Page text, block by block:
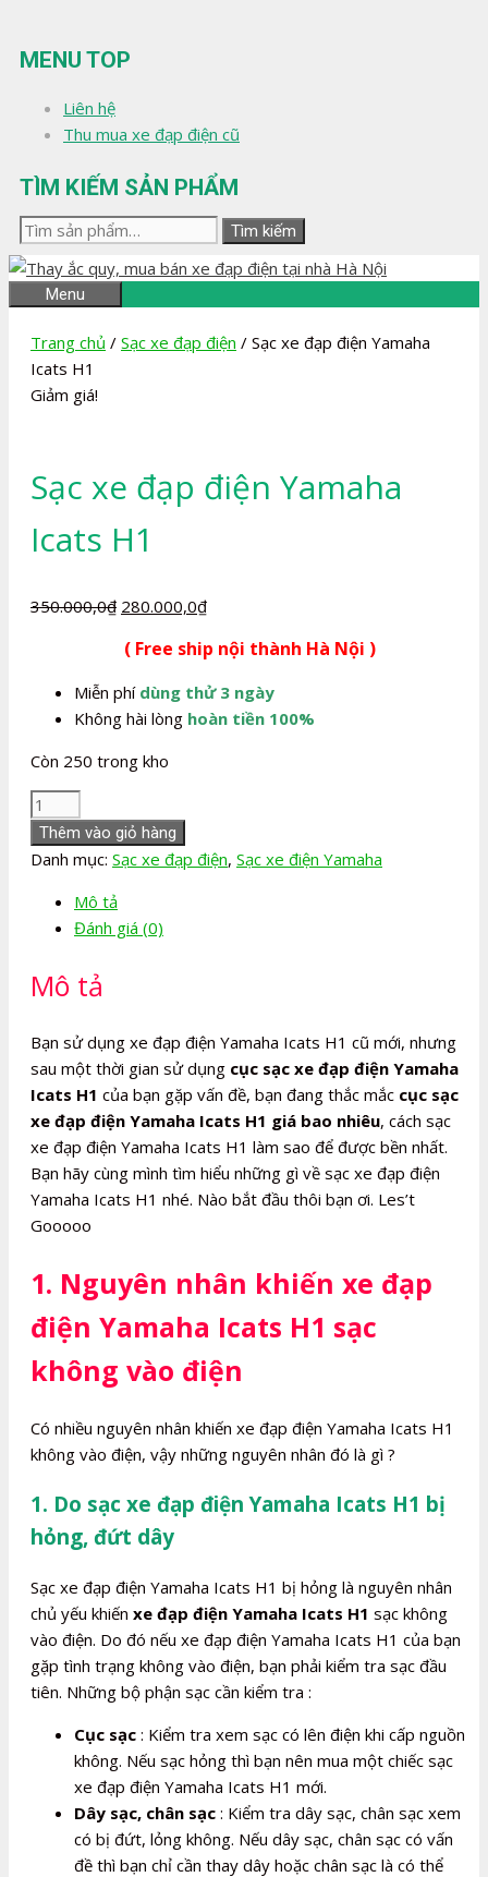
đến
nội
MENU TOP
Liên hệ
Thu mua xe đạp điện cũ
TÌM KIẾM SẢN PHẨM
Tìm
kiếm:
Tìm kiếm
Menu
Trang chủ / Sạc xe đạp điện / Sạc xe đạp điện Yamaha
Icats H1
Giảm giá!
Sạc xe đạp điện Yamaha
Icats H1
350.000,0₫ Giá
là:
350.000,0₫.
280.000,0₫Giá
tại
là:
280.000,0₫.
( Free ship nội thành Hà Nội )
Miễn phí dùng thử 3 ngày
Không hài lòng hoàn tiền 100%
Còn 250 trong kho
Sạc
xe
đạp
Yamaha
Icats
số
Thêm vào giỏ hàng
Danh mục: Sạc xe đạp điện, Sạc xe điện Yamaha
Mô tả
Đánh giá (0)
Mô tả
Bạn sử dụng xe đạp điện Yamaha Icats H1 cũ mới, nhưng
sau một thời gian sử dụng cục sạc xe đạp điện Yamaha
Icats H1 của bạn gặp vấn đề, bạn đang thắc mắc cục sạc
xe đạp điện Yamaha Icats H1 giá bao nhiêu, cách sạc
xe đạp điện Yamaha Icats H1 làm sao để được bền nhất.
Bạn hãy cùng mình tìm hiểu những gì về sạc xe đạp điện
Yamaha Icats H1 nhé. Nào bắt đầu thôi bạn ơi. Les’t
Gooooo
1. Nguyên nhân khiến xe đạp
điện Yamaha Icats H1 sạc
không vào điện
Có nhiều nguyên nhân khiến xe đạp điện Yamaha Icats H1
không vào điện, vậy những nguyên nhân đó là gì ?
1. Do sạc xe đạp điện Yamaha Icats H1 bị
hỏng, đứt dây
Sạc xe đạp điện Yamaha Icats H1 bị hỏng là nguyên nhân
chủ yếu khiến xe đạp điện Yamaha Icats H1 sạc không
vào điện. Do đó nếu xe đạp điện Yamaha Icats H1 của bạn
gặp tình trạng không vào điện, bạn phải kiểm tra sạc đầu
tiên. Những bộ phận sạc cần kiểm tra :
Cục sạc : Kiểm tra xem sạc có lên điện khi cấp nguồn
không. Nếu sạc hỏng thì bạn nên mua một chiếc sạc
xe đạp điện Yamaha Icats H1 mới.
Dây sạc, chân sạc : Kiểm tra dây sạc, chân sạc xem
có bị đứt, lỏng không. Nếu dây sạc, chân sạc có vấn
đề thì bạn chỉ cần thay dây hoặc chân sạc là có thể